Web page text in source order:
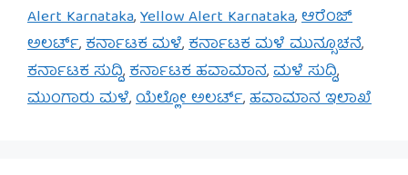
Alert Karnataka,Yellow Alert Karnataka,ಆರೆಂಜ್
ಅಲರ್ಟ್,ಕರ್ನಾಟಕ ಮಳೆ,ಕರ್ನಾಟಕ ಮಳೆ ಮುನ್ಸೂಚನೆ,
ಕರ್ನಾಟಕ ಸುದ್ದಿ,ಕರ್ನಾಟಕ ಹವಾಮಾನ,ಮಳೆ ಸುದ್ದಿ,
ಮುಂಗಾರು ಮಳೆ,ಯೆಲ್ಲೋ ಅಲರ್ಟ್,ಹವಾಮಾನ ಇಲಾಖೆ